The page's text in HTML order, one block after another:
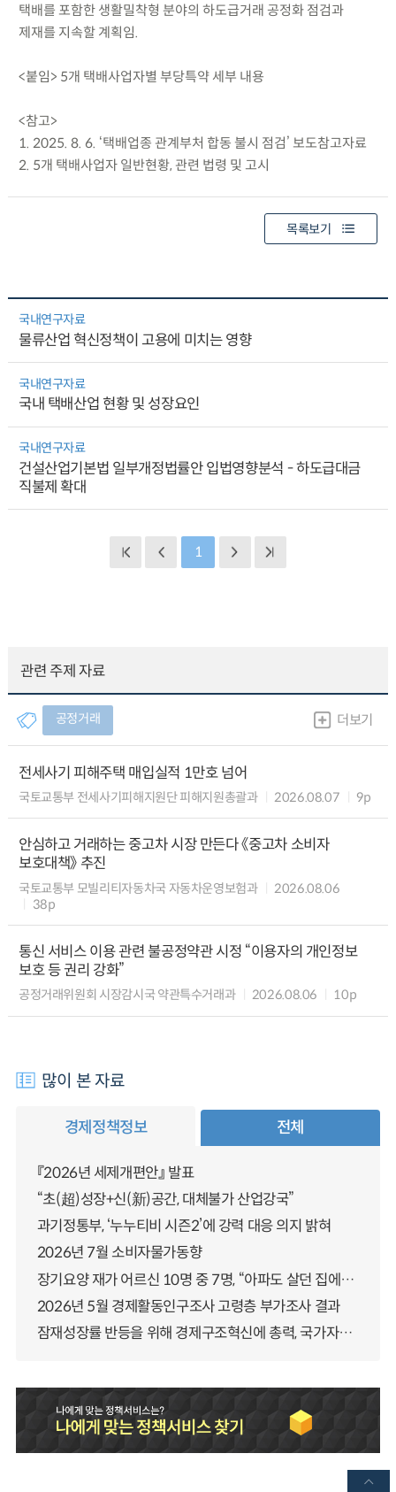
택배를 포함한 생활밀착형 분야의 하도급거래 공정화 점검과
제재를 지속할 계획임.
<붙임> 5개 택배사업자별 부당특약 세부 내용
<참고>
1. 2025. 8. 6. ‘택배업종 관계부처 합동 불시 점검’ 보도참고자료
2. 5개 택배사업자 일반현황, 관련 법령 및 고시
목록보기
국내연구자료
물류산업 혁신정책이 고용에 미치는 영향
국내연구자료
국내 택배산업 현황 및 성장요인
국내연구자료
건설산업기본법 일부개정법률안 입법영향분석 - 하도급대금
직불제 확대
1
관련 주제 자료
공정거래 더보기
전세사기 피해주택 매입실적 1만호 넘어
국토교통부 전세사기피해지원단 피해지원총괄과 2026.08.07 9p
안심하고 거래하는 중고차 시장 만든다 《중고차 소비자
보호대책》 추진
국토교통부 모빌리티자동차국 자동차운영보험과
2026.08.06
38p
통신 서비스 이용 관련 불공정약관 시정 “이용자의 개인정보
보호 등 권리 강화”
공정거래위원회 시장감시국 약관특수거래과 2026.08.06 10p
많이 본 자료
경제정책정보 전체
『2026년 세제개편안』 발표
“초(超)성장+신(新)공간, 대체불가 산업강국”
과기정통부, ‘누누티비 시즌2’에 강력 대응 의지 밝혀
2026년 7월 소비자물가동향
장기요양 재가 어르신 10명 중 7명, “아파도 살던 집에서 살겠다” 「2025년 장기요양실태조사」 결과 발표
2026년 5월 경제활동인구조사 고령층 부가조사 결과
잠재성장률 반등을 위해 경제구조혁신에 총력, 국가자산 관리체계 대전환